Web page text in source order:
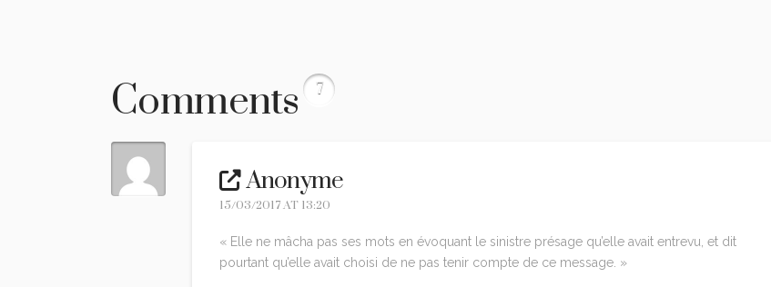
Comments 7
Anonyme
15/03/2017 AT 13:20
« Elle ne mâcha pas ses mots en évoquant le sinistre présage qu’elle avait entrevu, et dit
pourtant qu’elle avait choisi de ne pas tenir compte de ce message. »